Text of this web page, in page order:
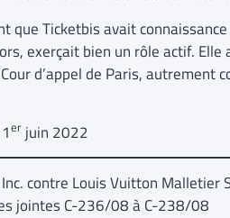
que Ticketbis avait
exerçait bien un rôle actif. Elle
d’appel de Paris, autrement
er juin 2022
contre Louis Vuitton Malletier
jointes C-236/08 à C-238/08